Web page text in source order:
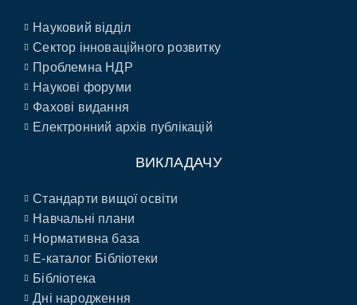
Науковий відділ
Сектор інноваційного розвитку
Проблемна НДР
Наукові форуми
Фахові видання
Електронний архів публікацій
ВИКЛАДАЧУ
Стандарти вищої освіти
Навчальні плани
Нормативна база
E-каталог Бібліотеки
Бібліотека
Дні народження